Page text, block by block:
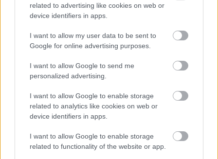
related to advertising like cookies on web or
device identifiers in apps.
I want to allow my user data to be sent to
Google for online advertising purposes.
I want to allow Google to send me
personalized advertising.
I want to allow Google to enable storage
related to analytics like cookies on web or
device identifiers in apps.
I want to allow Google to enable storage
related to functionality of the website or app.
Mekkora az agyam a magyar átlaghoz képest?
KISZÁMOLOM!